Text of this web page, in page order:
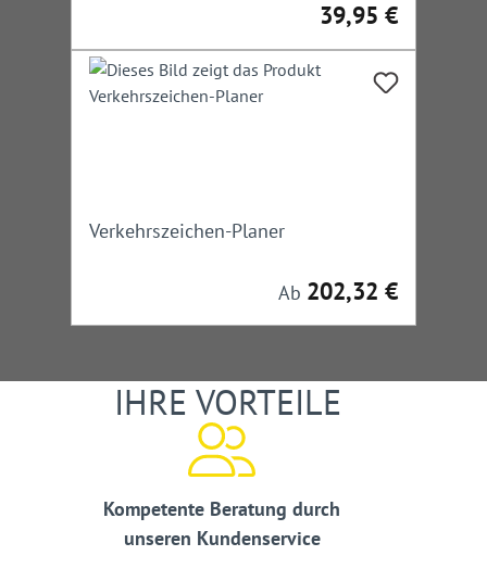
Regulärer Preis:
39,95 €
Verkehrszeichen-Planer
Regulärer Preis:
Ab 202,32 €
IHRE VORTEILE
Kompetente Beratung durch
unseren Kundenservice